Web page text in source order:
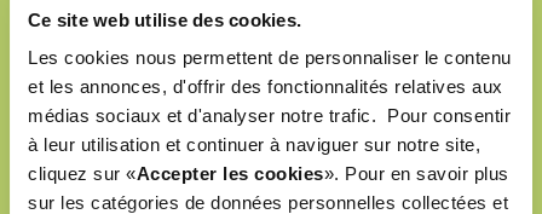
Ce site web utilise des cookies.
Les cookies nous permettent de personnaliser le contenu
et les annonces, d'offrir des fonctionnalités relatives aux
médias sociaux et d'analyser notre trafic. Pour consentir
à leur utilisation et continuer à naviguer sur notre site,
cliquez sur «Accepter les cookies». Pour en savoir plus
sur les catégories de données personnelles collectées et
DÉCOUVRIR NOTRE MONDE D’AMOUR